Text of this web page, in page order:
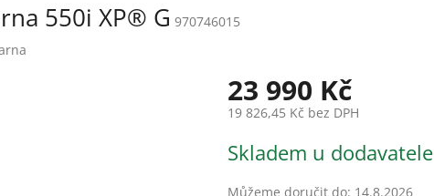
550i XP® G 970746015
23 990 Kč
19 826,45 Kč bez DPH
cena:
Skladem u dodavatele
Můžeme doručit do: 14.8.2026